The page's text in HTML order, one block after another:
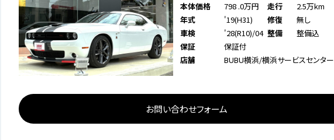
本体価格 798.0万円 走行
2.5万km
年式
'19(H31) 修復
無し
車検
'28(R10)/04 整備
整備込
保証
保証付
店舗
BUBU横浜/横浜サービスセンター
お問い合わせフォーム